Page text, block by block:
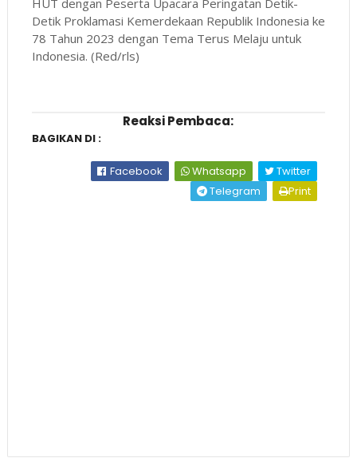
Detik Proklamasi Kemerdekaan Republik Indonesia ke
78 Tahun 2023 dengan Tema Terus Melaju untuk
Indonesia. (Red/rls)
Reaksi Pembaca:
BAGIKAN DI :
Facebook Whatsapp
Twitter
Telegram
Print